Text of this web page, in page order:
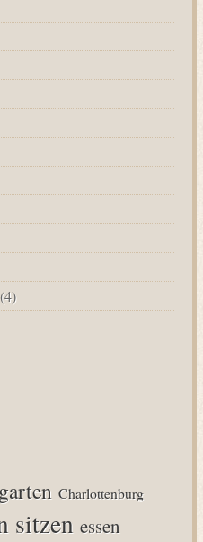
(4)
Charlottenburg
sitzen essen